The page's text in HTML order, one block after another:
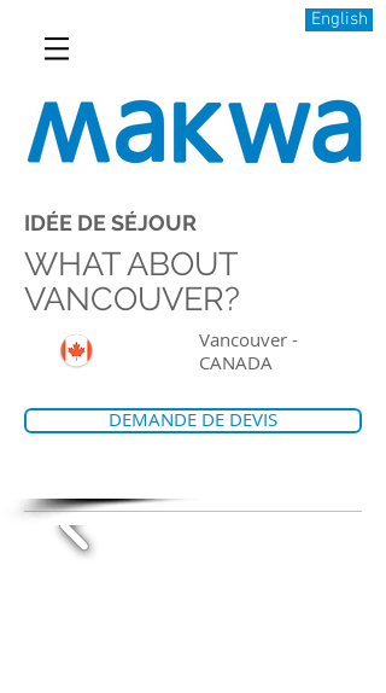
English
IDÉE DE SÉJOUR
WHAT ABOUT
VANCOUVER?
Vancouver -
CANADA
DEMANDE DE DEVIS